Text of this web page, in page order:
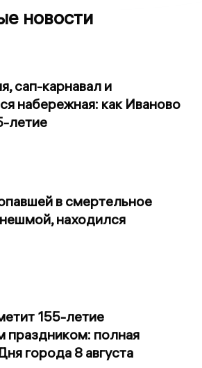
новости
сап-карнавал и
набережная: как Иваново
летие
в смертельное
находился
155-летие
праздником: полная
города 8 августа